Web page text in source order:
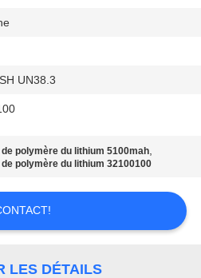
UN38.3
polymère du lithium 5100mah,
polymère du lithium 32100100
LES DÉTAILS